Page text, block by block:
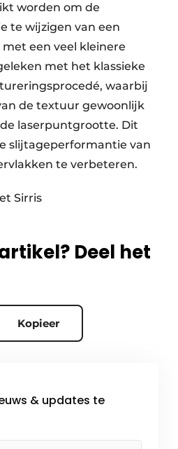
worden om de
te wijzigen van een
een veel kleinere
met het klassieke
waarbij
de textuur gewoonlijk
laserpuntgrootte. Dit
slijtageperformantie van
te verbeteren.
Sirris
Deel het
Kopieer
& updates te